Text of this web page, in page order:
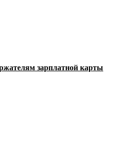
зарплатной карты